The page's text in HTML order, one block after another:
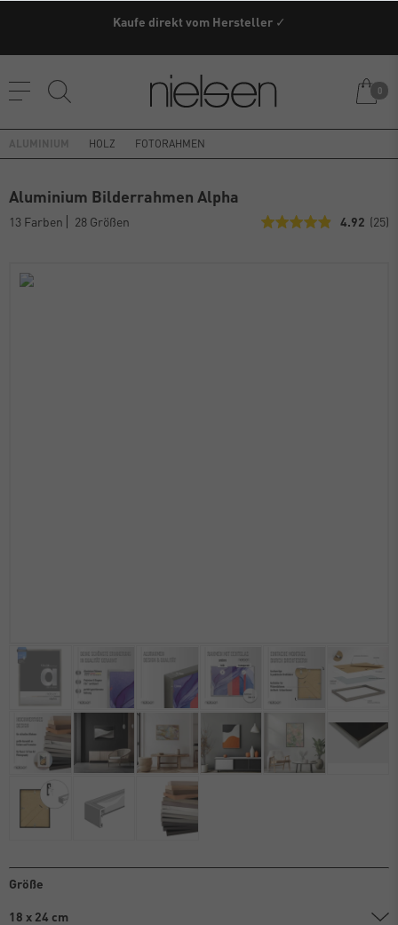
Kaufe direkt vom Hersteller ✓
0
HOLZ FOTORAHMEN
Aluminium Bilderrahmen Alpha
13 Farben 28 Größen 4.92 (25)
Größe
18 x 24 cm